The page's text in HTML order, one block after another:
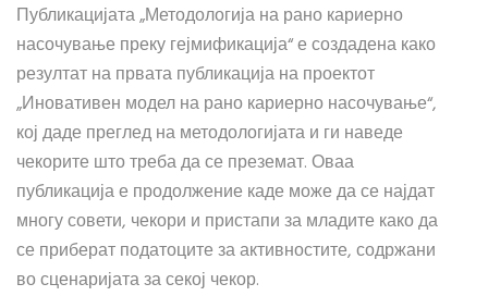
Публикацијата „Методологија на рано кариерно
насочување преку гејмификација“ е создадена како
резултат на првата публикација на проектот
„Иновативен модел на рано кариерно насочување“,
кој даде преглед на методологијата и ги наведе
чекорите што треба да се преземат. Оваа
публикација е продолжение каде може да се најдат
многу совети, чекори и пристапи за младите како да
се приберат податоците за активностите, содржани
во сценаријата за секој чекор.